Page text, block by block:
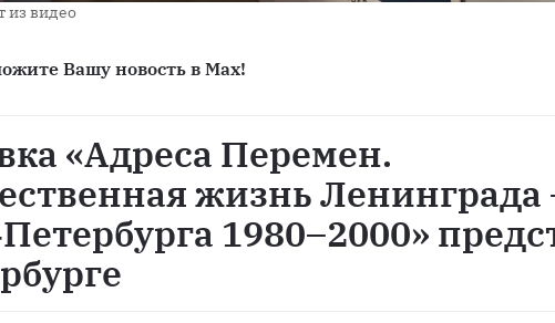
из видео
Вашу новость в Max!
«Адреса Перемен.
жизнь Ленинграда
1980–2000»